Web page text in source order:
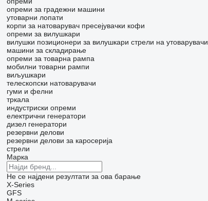
опреми за градежни машини
утоварни лопати
корпи за натоварувач пресејувачки кофи
опреми за вилушкари
вилушки позиционери за вилушкари стрели на утоварувачи
машини за складирање
опреми за товарна рампа
мобилни товарни рампи
виљушкари
телескопски натоварувачи
гуми и фелни
тркала
индустриски опреми
електрични генератори
дизел генератори
резервни делови
резервни делови за каросерија
стрели
Марка
Не се најдени резултати за ова барање
X-Series
GFS